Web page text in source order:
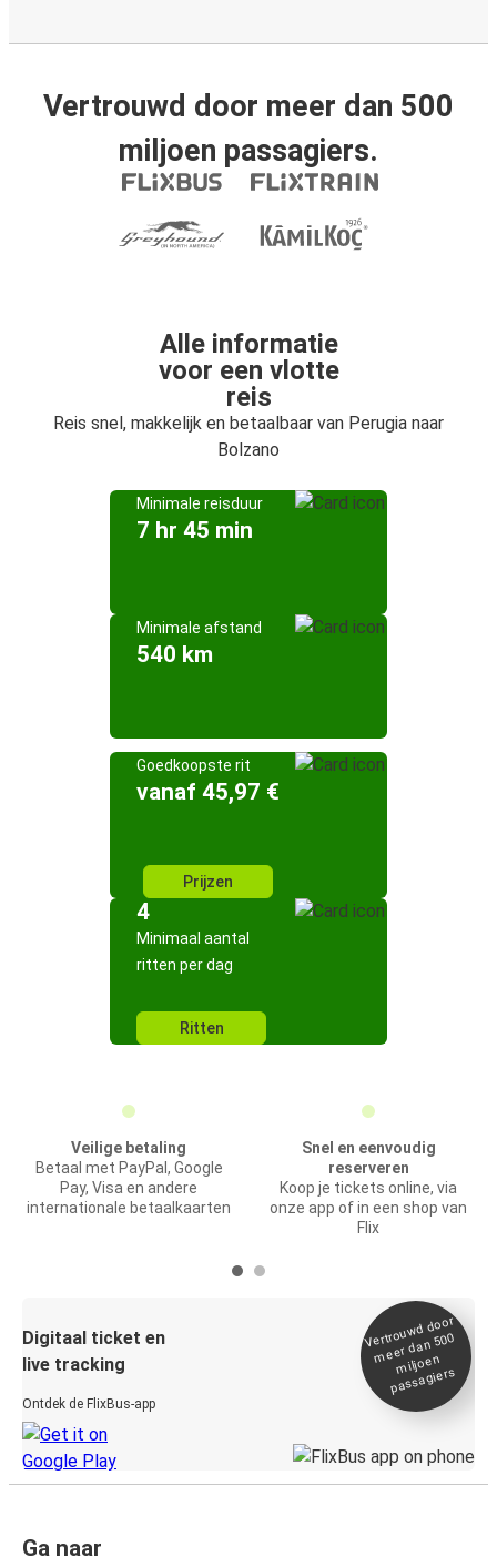
Vertrouwd door meer dan 500
miljoen passagiers.
Alle informatie
voor een vlotte
reis
Reis snel, makkelijk en betaalbaar van Perugia naar
Bolzano
Minimale reisduur
7 hr 45 min
Minimale afstand
540 km
Goedkoopste rit
vanaf 45,97 €
Prijzen
4
Minimaal aantal
ritten per dag
Ritten
Veilige betaling
Betaal met PayPal, Google
Pay, Visa en andere
internationale betaalkaarten
Snel en eenvoudig
reserveren
Koop je tickets online, via
onze app of in een shop van
Flix
Digitaal ticket en
live tracking
Ontdek de FlixBus-app
Vertrou
wd door
meer dan 500
miljoen
passagiers
Ga naar